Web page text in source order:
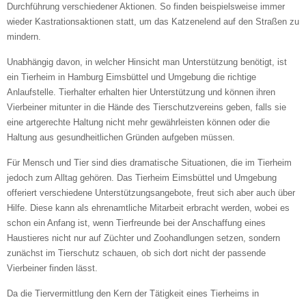
Informationen über das Tier
Art des Tiers *
Durchführung verschiedener Aktionen. So finden beispielsweise immer
wieder Kastrationsaktionen statt, um das Katzenelend auf den Straßen zu
mindern.
Unabhängig davon, in welcher Hinsicht man Unterstützung benötigt, ist
ein Tierheim in Hamburg Eimsbüttel und Umgebung die richtige
Anlaufstelle. Tierhalter erhalten hier Unterstützung und können ihren
Vierbeiner mitunter in die Hände des Tierschutzvereins geben, falls sie
eine artgerechte Haltung nicht mehr gewährleisten können oder die
Haltung aus gesundheitlichen Gründen aufgeben müssen.
Für Mensch und Tier sind dies dramatische Situationen, die im Tierheim
jedoch zum Alltag gehören. Das Tierheim Eimsbüttel und Umgebung
offeriert verschiedene Unterstützungsangebote, freut sich aber auch über
Hilfe. Diese kann als ehrenamtliche Mitarbeit erbracht werden, wobei es
schon ein Anfang ist, wenn Tierfreunde bei der Anschaffung eines
Haustieres nicht nur auf Züchter und Zoohandlungen setzen, sondern
zunächst im Tierschutz schauen, ob sich dort nicht der passende
Vierbeiner finden lässt.
Da die Tiervermittlung den Kern der Tätigkeit eines Tierheims in